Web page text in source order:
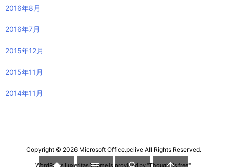
2016年8月
2016年7月
2015年12月
2015年11月
2014年11月
Copyright © 2026 Microsoft Office.pcliveAll Rights Reserved.
WordPress Luxeritas Theme is provided by "Thought is free".